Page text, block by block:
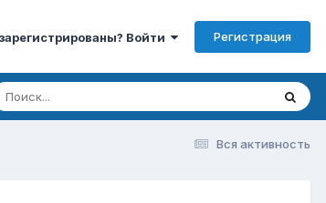
Войти Регистрация
Вся активность